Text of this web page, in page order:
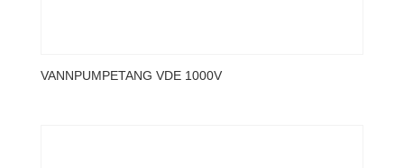
VANNPUMPETANG VDE 1000V